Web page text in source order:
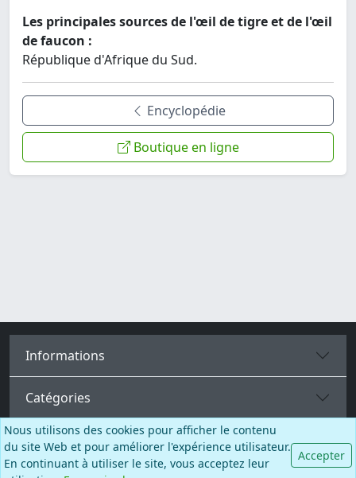
Les principales sources de l'œil de tigre et de l'œil
de faucon :
République d'Afrique du Sud.
Encyclopédie
Boutique en ligne
Informations
Catégories
Plus de pages
Nous utilisons des cookies pour afficher le contenu
du site Web et pour améliorer l'expérience utilisateur.
En continuant à utiliser le site, vous acceptez leur
Accepter